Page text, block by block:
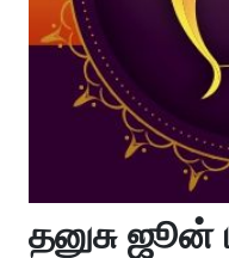
தனுசு